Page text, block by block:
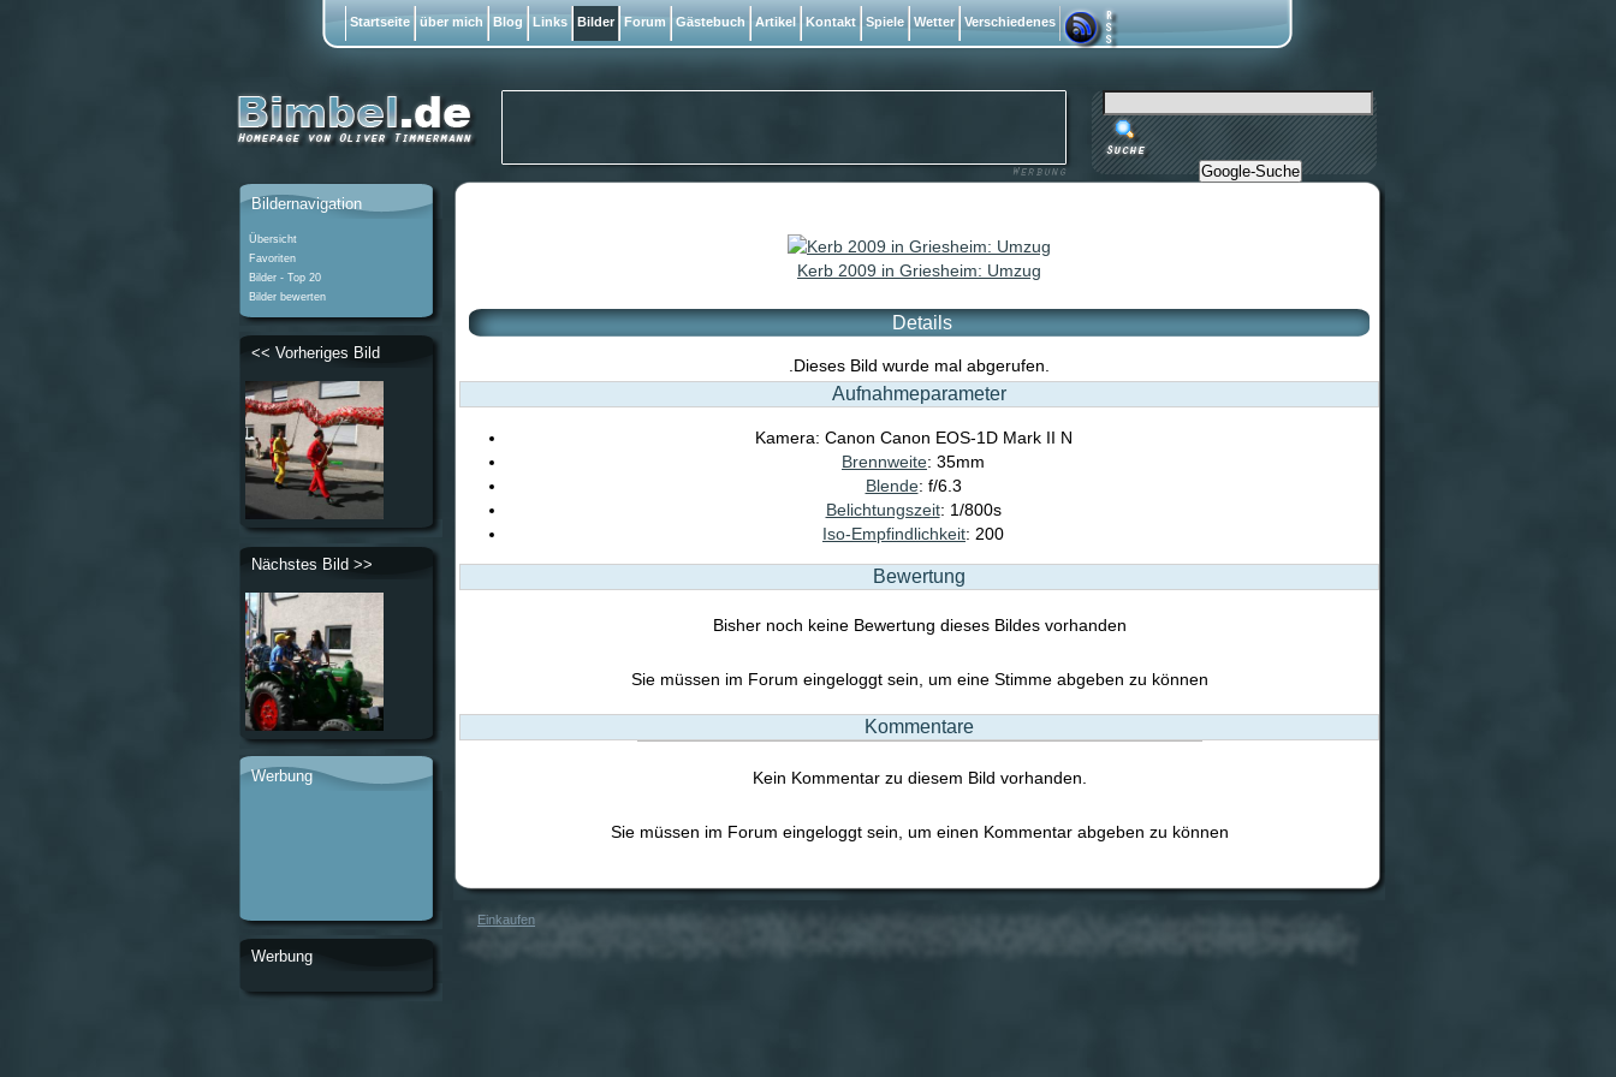
Kerb 2009 in Griesheim: Umzug
Details
.Dieses Bild wurde mal abgerufen.
Aufnahmeparameter
Kamera: Canon Canon EOS-1D Mark II N
Brennweite: 35mm
Blende: f/6.3
Belichtungszeit: 1/800s
Iso-Empfindlichkeit: 200
Bewertung
Bisher noch keine Bewertung dieses Bildes vorhanden
Sie müssen im Forum eingeloggt sein, um eine Stimme abgeben zu können
Kommentare
Kein Kommentar zu diesem Bild vorhanden.
Sie müssen im Forum eingeloggt sein, um einen Kommentar abgeben zu können
Einkaufen
Bildernavigation
Übersicht
Favoriten
Bilder - Top 20
Bilder bewerten
<< Vorheriges Bild
Nächstes Bild >>
Werbung
Werbung
Startseite über mich Blog Links Bilder Forum Gästebuch Artikel Kontakt Spiele Wetter Verschiedenes
Google-Suche